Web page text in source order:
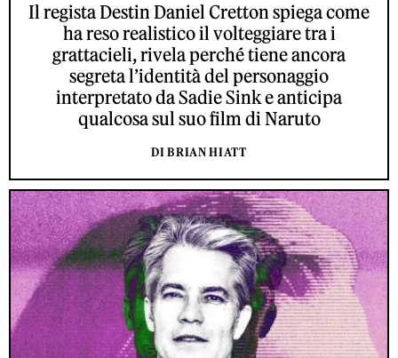
Il regista Destin Daniel Cretton spiega come
ha reso realistico il volteggiare tra i
grattacieli, rivela perché tiene ancora
segreta l’identità del personaggio
interpretato da Sadie Sink e anticipa
qualcosa sul suo film di Naruto
DI BRIAN HIATT